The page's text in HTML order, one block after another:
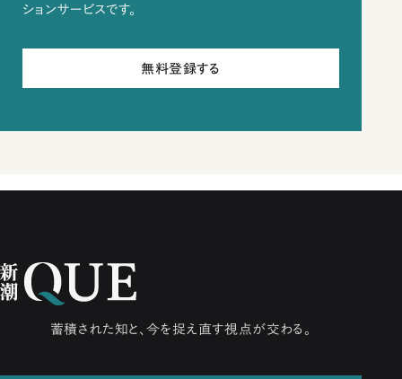
ションサービスです。
無料登録する
蓄積された知と、今を捉え直す視点が交わる。